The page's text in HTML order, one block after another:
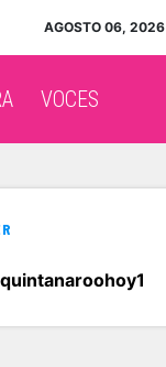
AGOSTO 06, 2026
VOCES